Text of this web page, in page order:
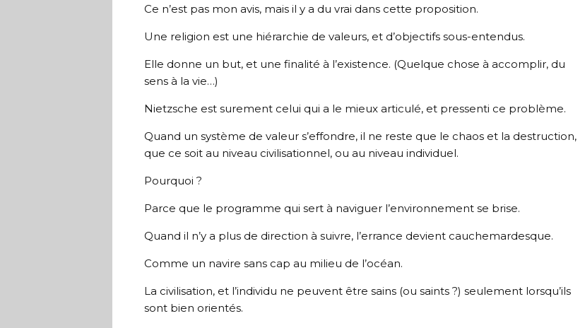
Ce n’est pas mon avis, mais il y a du vrai dans cette proposition.
Une religion est une hiérarchie de valeurs, et d’objectifs sous-entendus.
Elle donne un but, et une finalité à l’existence. (Quelque chose à accomplir, du
sens à la vie…)
Nietzsche est surement celui qui a le mieux articulé, et pressenti ce problème.
Quand un système de valeur s’effondre, il ne reste que le chaos et la destruction,
que ce soit au niveau civilisationnel, ou au niveau individuel.
Pourquoi ?
Parce que le programme qui sert à naviguer l’environnement se brise.
Quand il n’y a plus de direction à suivre, l’errance devient cauchemardesque.
Comme un navire sans cap au milieu de l’océan.
La civilisation, et l’individu ne peuvent être sains (ou saints ?) seulement lorsqu’ils
sont bien orientés.